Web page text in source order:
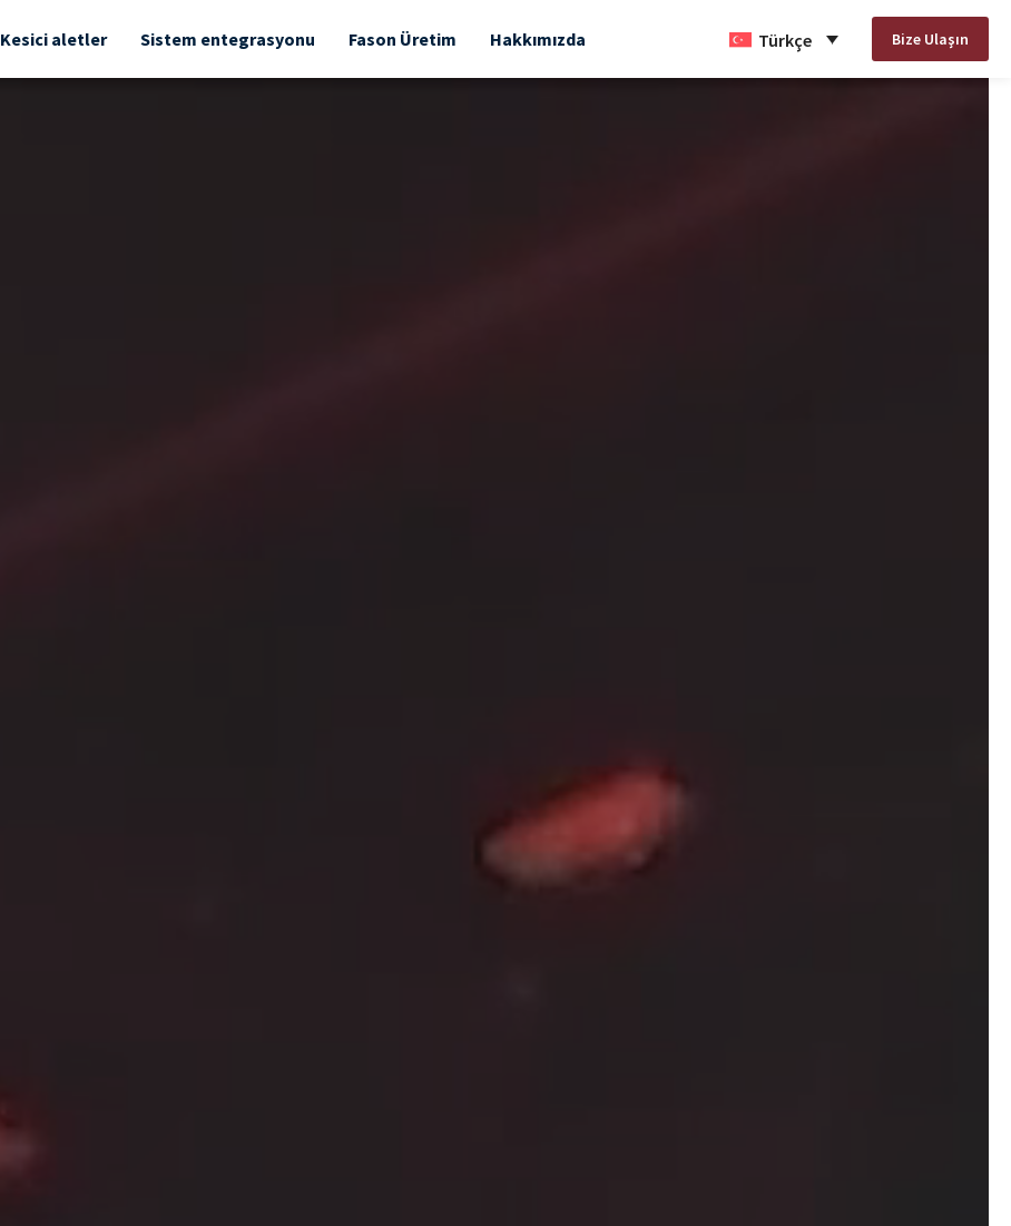
Kesici aletler Sistem entegrasyonu Fason Üretim Hakkımızda Türkçe Bize Ulaşın